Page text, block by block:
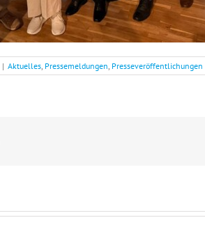
| Aktuelles Pressemeldungen Presseveröffentlichungen